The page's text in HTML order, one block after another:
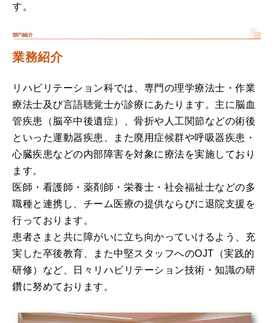
す。
業務紹介
リハビリテーション科では、専門の理学療法士・作業
療法士及び言語聴覚士が診療にあたります。主に脳血
管疾患（脳卒中後遺症）、骨折や人工関節などの術後
といった運動器疾患、また廃用症候群や呼吸器疾患・
心臓疾患などの内部障害を対象に療法を実施しており
ます。
医師・看護師・薬剤師・栄養士・社会福祉士などの多
職種と連携し、チーム医療の提供ならびに退院支援を
行っております。
患者さまと共に障がいに立ち向かっていけるよう、充
実した卒後教育、また中堅スタッフへのOJT（実践的
研修）など、日々リハビリテーション技術・知識の研
鑽に努めております。